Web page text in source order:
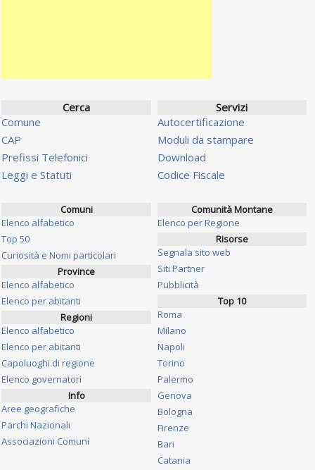
Cerca
Comune
CAP
Prefissi Telefonici
Leggi e Statuti
Servizi
Autocertificazione
Moduli da stampare
Download
Codice Fiscale
Comuni
Elenco alfabetico
Top 50
Curiosità e Nomi particolari
Province
Elenco alfabetico
Elenco per abitanti
Regioni
Elenco alfabetico
Elenco per abitanti
Capoluoghi di regione
Elenco governatori
Info
Aree geografiche
Parchi Nazionali
Associazioni Comuni
Comunità Montane
Elenco per Regione
Risorse
Segnala sito web
Siti Partner
Pubblicità
Top 10
Roma
Milano
Napoli
Torino
Palermo
Genova
Bologna
Firenze
Bari
Catania